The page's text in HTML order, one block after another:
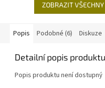
ZOBRAZIT
Popis Podobné (6) Diskuze
Detailní popis produktu
Popis produktu není dostupný